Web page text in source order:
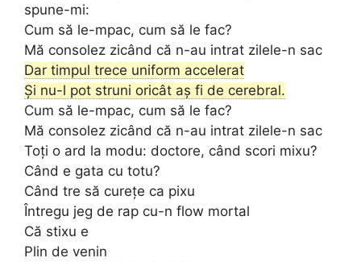
spune-mi:
Cum să le-mpac, cum să le fac?
Mă consolez zicând că n-au intrat zilele-n sac
Dar timpul trece uniform accelerat
Și nu-l pot struni oricât aș fi de cerebral.
Cum să le-mpac, cum să le fac?
Mă consolez zicând că n-au intrat zilele-n sac
Toți o ard la modu: doctore, când scori mixu?
Când e gata cu totu?
Când tre să curețe ca pixu
Întregu jeg de rap cu-n flow mortal
Că stixu e
Plin de venin